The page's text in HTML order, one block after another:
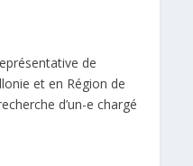
de
et en Région de
d’un-e chargé